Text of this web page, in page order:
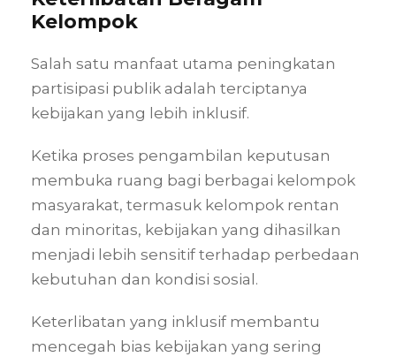
Kelompok
Salah satu manfaat utama peningkatan
partisipasi publik adalah terciptanya
kebijakan yang lebih inklusif.
Ketika proses pengambilan keputusan
membuka ruang bagi berbagai kelompok
masyarakat, termasuk kelompok rentan
dan minoritas, kebijakan yang dihasilkan
menjadi lebih sensitif terhadap perbedaan
kebutuhan dan kondisi sosial.
Keterlibatan yang inklusif membantu
mencegah bias kebijakan yang sering